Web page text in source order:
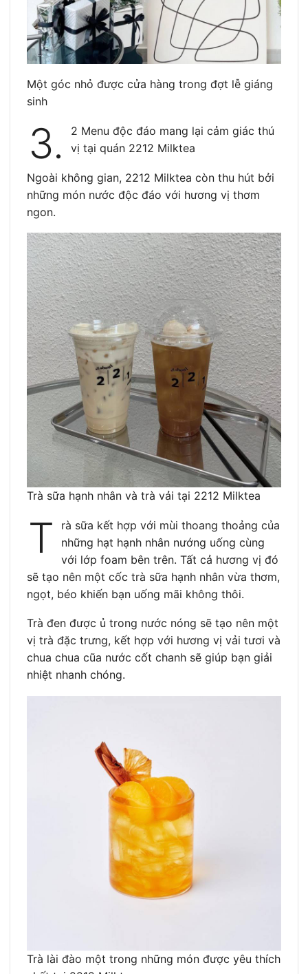
Một góc nhỏ được cửa hàng trong đợt lễ giáng
sinh
3.
2 Menu độc đáo mang lại cảm giác thú
vị tại quán 2212 Milktea
Ngoài không gian, 2212 Milktea còn thu hút bởi
những món nước độc đáo với hương vị thơm
ngon.
Trà sữa hạnh nhân và trà vải tại 2212 Milktea
T
rà sữa kết hợp với mùi thoang thoảng của
những hạt hạnh nhân nướng uống cùng
với lớp foam bên trên. Tất cả hương vị đó
sẽ tạo nên một cốc trà sữa hạnh nhân vừa thơm,
ngọt, béo khiến bạn uống mãi không thôi.
Trà đen được ủ trong nước nóng sẽ tạo nên một
vị trà đặc trưng, kết hợp với hương vị vải tươi và
chua chua cũa nước cốt chanh sẽ giúp bạn giải
nhiệt nhanh chóng.
Trà lài đào một trong những món được yêu thích